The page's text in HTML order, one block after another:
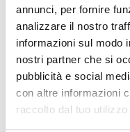
annunci, per fornire
analizzare il nostro
informazioni sul modo
nostri partner che si
pubblicità e social
con altre informazioni
raccolto dal tuo